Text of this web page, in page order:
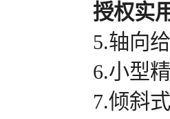
授权实
5.轴向
6.小型
7.倾斜